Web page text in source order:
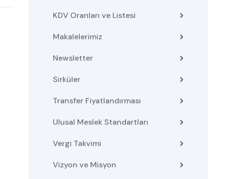
KDV Oranları ve Listesi
Makalelerimiz
Newsletter
Sirküler
Transfer Fiyatlandırması
Ulusal Meslek Standartları
Vergi Takvimi
Vizyon ve Misyon